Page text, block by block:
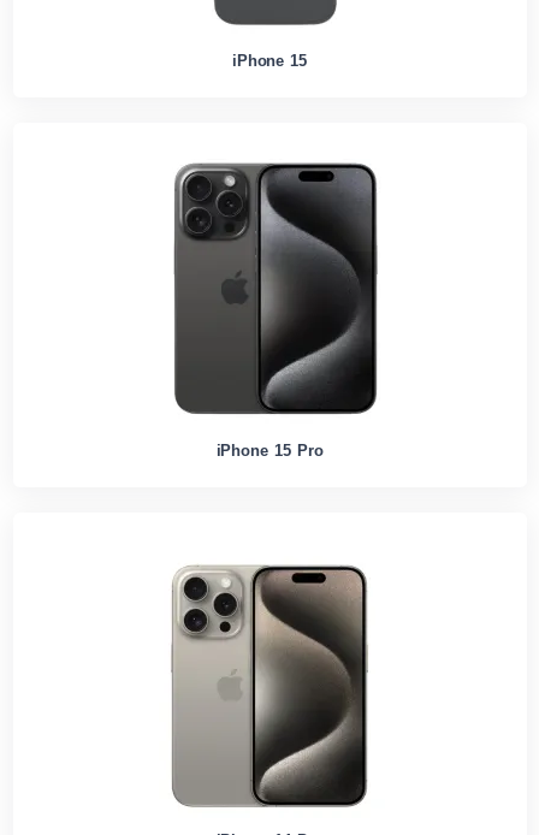
iPhone 15
iPhone 15 Pro